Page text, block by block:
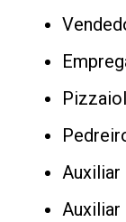
Auxiliar
Auxiliar